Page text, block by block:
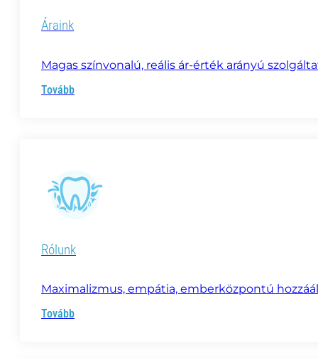
Áraink
Magas színvonalú, reális ár-érték arányú
Tovább
Rólunk
Maximalizmus, empátia, emberközpontú
Tovább